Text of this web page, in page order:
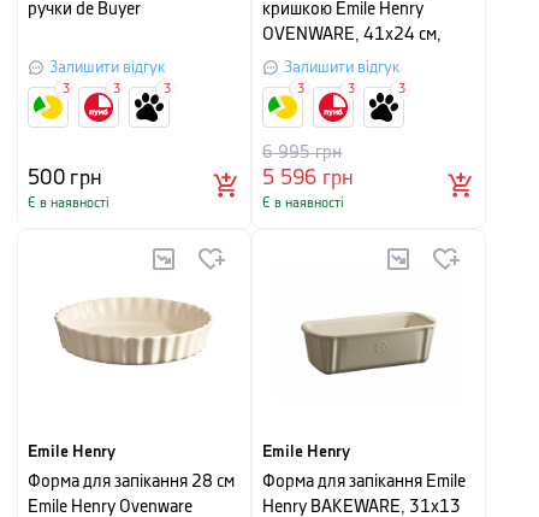
ручки de Buyer
Залишити відгук
500грн
Є в наявності
3 3 3
кришкою Emile Henry
OVENWARE, 41х24 см,
червоний
Залишити відгук
5 596 грн
6 995грн
Є в наявності
3 3 3
Emile Henry
Форма для запікання 28 см
Emile Henry Ovenware
Emile Henry
Форма для запікання Emile
Henry BAKEWARE, 31x13